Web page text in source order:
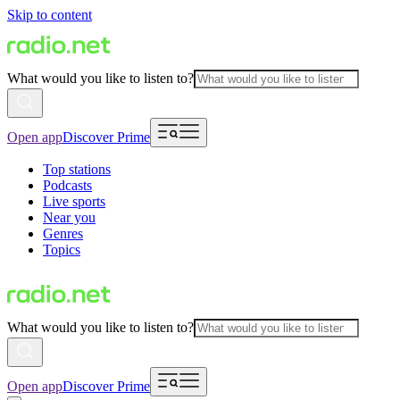
Skip to content
What would you like to listen to?
Open appDiscover Prime
Top stations
Podcasts
Live sports
Near you
Genres
Topics
What would you like to listen to?
Open appDiscover Prime